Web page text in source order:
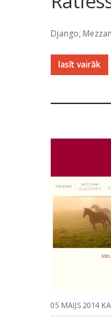
Django,
lasīt vairāk
05 MAIJS 2014